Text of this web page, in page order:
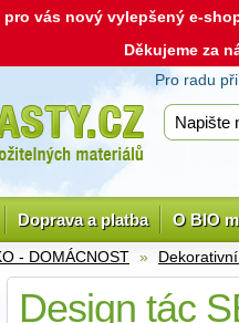
pro vás nový vylepšený e-
Děkujeme za
Pro radu
Doprava a platba O BIO
- DOMÁCNOST »
Design tác